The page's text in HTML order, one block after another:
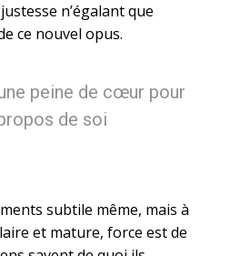
n’égalant que
ce nouvel opus.
peine de cœur pour
de soi
subtile même, mais à
et mature, force est de